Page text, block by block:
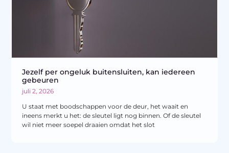
Jezelf per ongeluk buitensluiten, kan iedereen
gebeuren
juli 2, 2026
U staat met boodschappen voor de deur, het waait en
ineens merkt u het: de sleutel ligt nog binnen. Of de sleutel
wil niet meer soepel draaien omdat het slot